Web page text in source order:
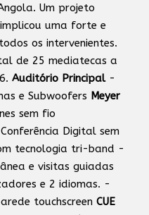
Um projeto
uma forte e
os intervenientes.
de 25 mediatecas a
Auditório Principal-
e Subwoofers Meyer
sem fio
Digital sem
tecnologia tri-band -
e visitas guiadas
e 2 idiomas. -
touchscreen CUE